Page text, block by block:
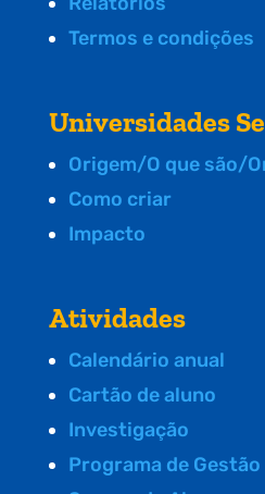
Termos e condições
Universidades
Origem/O que são/
Como criar
Impacto
Atividades
Calendário anual
Cartão de aluno
Investigação
Programa de Gestão